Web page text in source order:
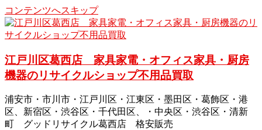
コンテンツへスキップ
江戸川区葛西店 家具家電・オフィス家具・厨房
機器のリサイクルショップ不用品買取
浦安市・市川市・江戸川区・江東区・墨田区・葛飾区・港
区、新宿区・渋谷区・千代田区、・中央区・渋谷区・清新
町 グッドリサイクル葛西店 格安販売